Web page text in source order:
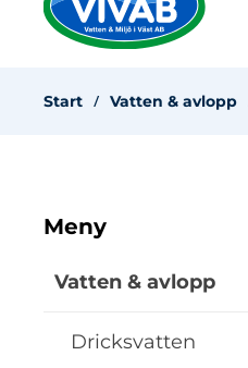
Start Vatten & avlopp
Meny
Vatten & avlopp
Dricksvatten